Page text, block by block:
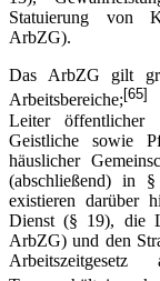
Statuierung von
ArbZG).
Das ArbZG gilt
Arbeitsbereiche;[65]
Leiter öffentlicher
Geistliche sowie
häuslicher
(abschließend) in
existieren darüber
Dienst (§ 19), die
ArbZG) und den